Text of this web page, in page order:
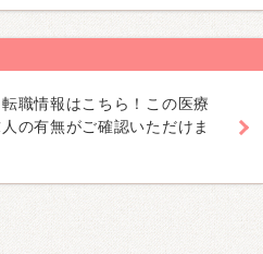
職情報はこちら！この医療
の有無がご確認いただけま